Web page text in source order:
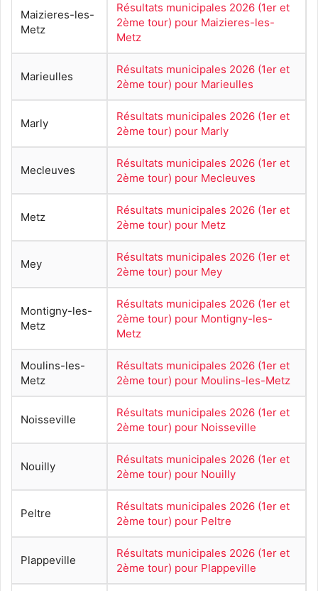
Maizieres-les-
Metz
Résultats municipales 2026 (1er et
2ème tour) pour Maizieres-les-
Metz
Marieulles
Résultats municipales 2026 (1er et
2ème tour) pour Marieulles
Marly
Résultats municipales 2026 (1er et
2ème tour) pour Marly
Mecleuves
Résultats municipales 2026 (1er et
2ème tour) pour Mecleuves
Metz
Résultats municipales 2026 (1er et
2ème tour) pour Metz
Mey
Résultats municipales 2026 (1er et
2ème tour) pour Mey
Montigny-les-
Metz
Résultats municipales 2026 (1er et
2ème tour) pour Montigny-les-
Metz
Moulins-les-
Metz
Résultats municipales 2026 (1er et
2ème tour) pour Moulins-les-Metz
Noisseville
Résultats municipales 2026 (1er et
2ème tour) pour Noisseville
Nouilly
Résultats municipales 2026 (1er et
2ème tour) pour Nouilly
Peltre
Résultats municipales 2026 (1er et
2ème tour) pour Peltre
Plappeville
Résultats municipales 2026 (1er et
2ème tour) pour Plappeville